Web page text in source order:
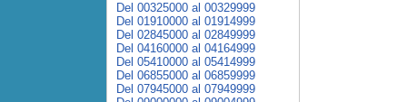
Del 00325000 al 00329999
Del 01910000 al 01914999
Del 02845000 al 02849999
Del 04160000 al 04164999
Del 05410000 al 05414999
Del 06855000 al 06859999
Del 07945000 al 07949999